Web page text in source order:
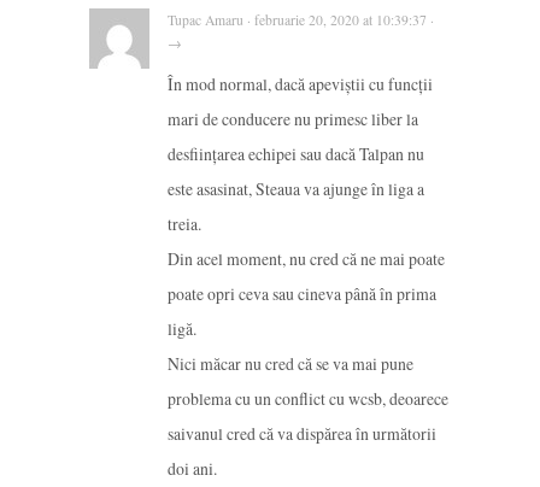
Tupac Amaru · februarie 20, 2020 at 10:39:37 ·
→
În mod normal, dacă apeviștii cu funcții
mari de conducere nu primesc liber la
desființarea echipei sau dacă Talpan nu
este asasinat, Steaua va ajunge în liga a
treia.
Din acel moment, nu cred că ne mai poate
poate opri ceva sau cineva până în prima
ligă.
Nici măcar nu cred că se va mai pune
problema cu un conflict cu wcsb, deoarece
saivanul cred că va dispărea în următorii
doi ani.